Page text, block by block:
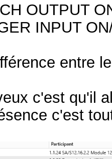
OUTPUT
INPUT
entre
c'est qu'il
c'est